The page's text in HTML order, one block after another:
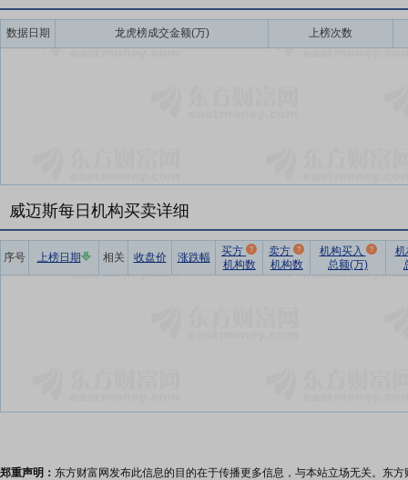
数据日期 龙虎榜成交金额(万) 上榜次数
威迈斯每日机构买卖详细
序号 上榜日期 相关 收盘价 涨跌幅
买方
机构数
卖方
机构数
机构买入
总额(万)
郑重声明： 东方财富网发布此信息的目的在于传播更多信息，与本站立场无关。东